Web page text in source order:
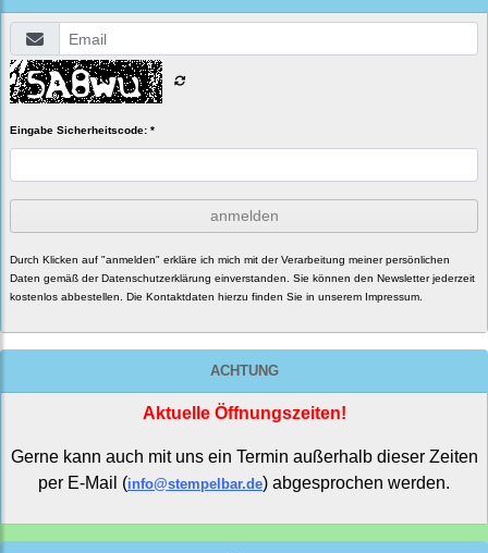
Eingabe Sicherheitscode: *
anmelden
Durch Klicken auf "anmelden" erkläre ich mich mit der Verarbeitung meiner persönlichen
Daten gemäß der Datenschutzerklärung einverstanden. Sie können den Newsletter jederzeit
kostenlos abbestellen. Die Kontaktdaten hierzu finden Sie in unserem Impressum.
ACHTUNG
Aktuelle Öffnungszeiten!
Gerne kann auch mit uns ein Termin außerhalb dieser Zeiten
per E-Mail (info@stempelbar.de) abgesprochen werden.